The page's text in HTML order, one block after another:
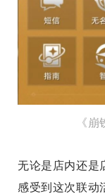
《
无论是店内还是
感受到这次联动